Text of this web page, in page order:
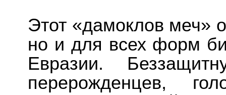
Этот «дамоклов меч»
но и для всех форм
Евразии.
перерожденцев,